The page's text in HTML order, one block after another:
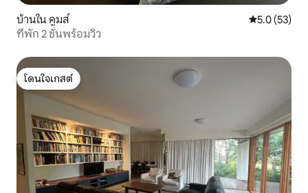
บ้านใน คูมส์ คะแนนเฉลี่ย
5.0 (53)
ที่พัก 2 ชั้นพร้อมวิว
โดนใจเกสต์
โดนใจเกสต์